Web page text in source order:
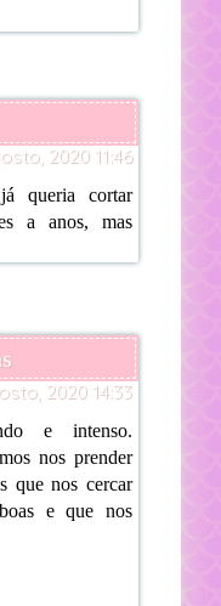
2020 11:46
já queria cortar
a anos, mas
2020 14:33
e intenso.
nos prender
que nos cercar
e que nos